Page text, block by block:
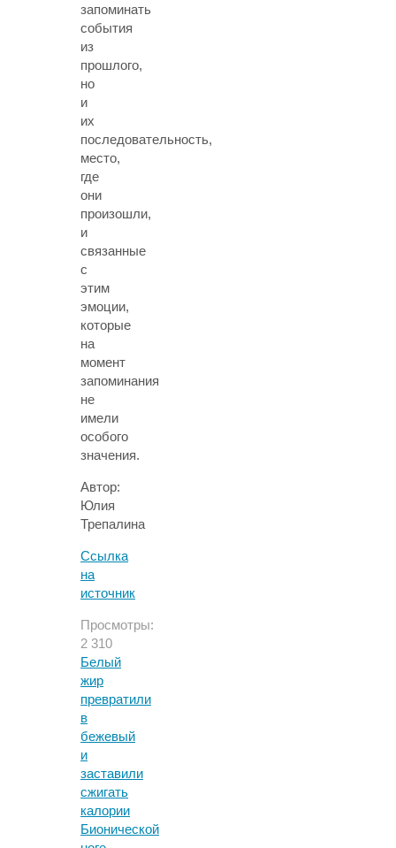
запоминать
события
из
прошлого,
но
и
их
последовательность,
место,
где
они
произошли,
и
связанные
с
этим
эмоции,
которые
на
момент
запоминания
не
имели
особого
значения.
Автор:
Юлия
Трепалина
Ссылка
на
источник
Просмотры:
2 310
Белый
жир
превратили
в
бежевый
и
заставили
сжигать
калории
Бионической